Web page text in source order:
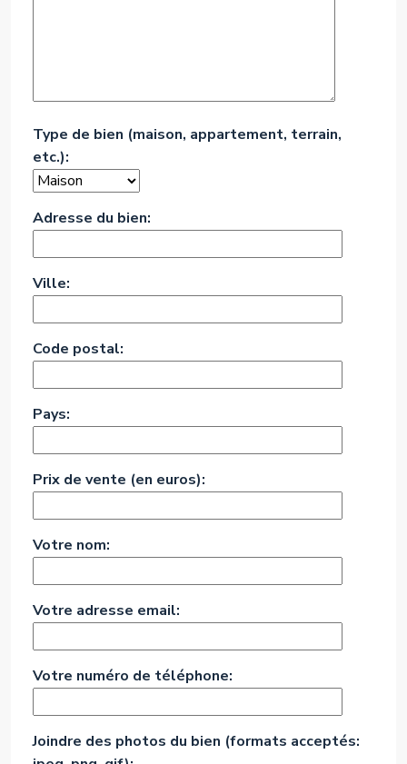
Type de bien (maison, appartement, terrain,
etc.):
Adresse du bien:
Ville:
Code postal:
Pays:
Prix de vente (en euros):
Votre nom:
Votre adresse email:
Votre numéro de téléphone:
Joindre des photos du bien (formats acceptés: